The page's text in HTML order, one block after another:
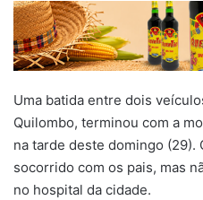
Uma batida entre dois
Quilombo, terminou com a
na tarde deste domingo (29).
socorrido com os pais, mas
no hospital da cidade.